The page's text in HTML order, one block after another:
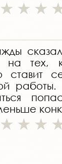
на тех,